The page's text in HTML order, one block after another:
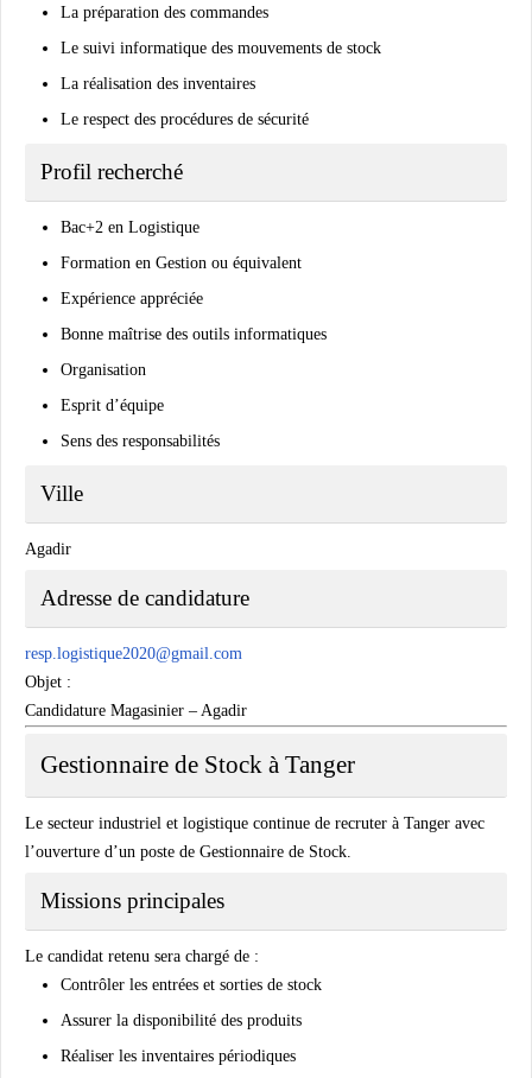
La préparation des commandes
Le suivi informatique des mouvements de stock
La réalisation des inventaires
Le respect des procédures de sécurité
Profil recherché
Bac+2 en Logistique
Formation en Gestion ou équivalent
Expérience appréciée
Bonne maîtrise des outils informatiques
Organisation
Esprit d’équipe
Sens des responsabilités
Ville
Agadir
Adresse de candidature
resp.logistique2020@gmail.com
Objet :
Candidature Magasinier – Agadir
Gestionnaire de Stock à Tanger
Le secteur industriel et logistique continue de recruter à Tanger avec
l’ouverture d’un poste de Gestionnaire de Stock.
Missions principales
Le candidat retenu sera chargé de :
Contrôler les entrées et sorties de stock
Assurer la disponibilité des produits
Réaliser les inventaires périodiques